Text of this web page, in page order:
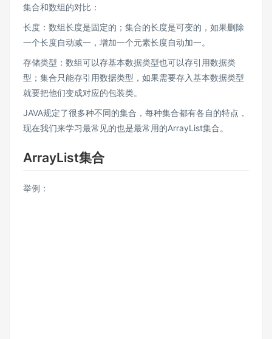
集合和数组的对比：
长度：数组长度是固定的；集合的长度是可变的，如果删除
一个长度自动减一，增加一个元素长度自动加一。
存储类型：数组可以存基本数据类型也可以存引用数据类
型；集合只能存引用数据类型，如果需要存入基本数据类型
就要把他们变成对应的包装类。
JAVA规定了很多种不同的集合，每种集合都有各自的特点，
现在我们来学习最常见的也是最常用的ArrayList集合。
ArrayList集合
举例：